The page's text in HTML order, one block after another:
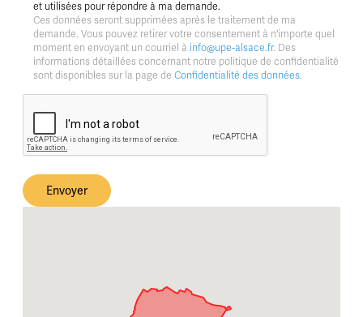
et utilisées pour répondre à ma demande.
Ces données seront supprimées après le traitement de ma
demande. Vous pouvez retirer votre consentement à n'importe quel
moment en envoyant un courriel à info@upe-alsace.fr. Des
informations détaillées concernant notre politique de confidentialité
sont disponibles sur la page de Confidentialité des données.